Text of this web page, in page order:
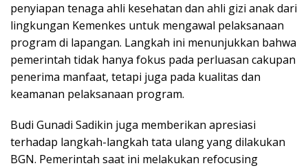
penyiapan tenaga ahli kesehatan dan ahli gizi anak dari
lingkungan Kemenkes untuk mengawal pelaksanaan
program di lapangan. Langkah ini menunjukkan bahwa
pemerintah tidak hanya fokus pada perluasan cakupan
penerima manfaat, tetapi juga pada kualitas dan
keamanan pelaksanaan program.
Budi Gunadi Sadikin juga memberikan apresiasi
terhadap langkah-langkah tata ulang yang dilakukan
BGN. Pemerintah saat ini melakukan refocusing